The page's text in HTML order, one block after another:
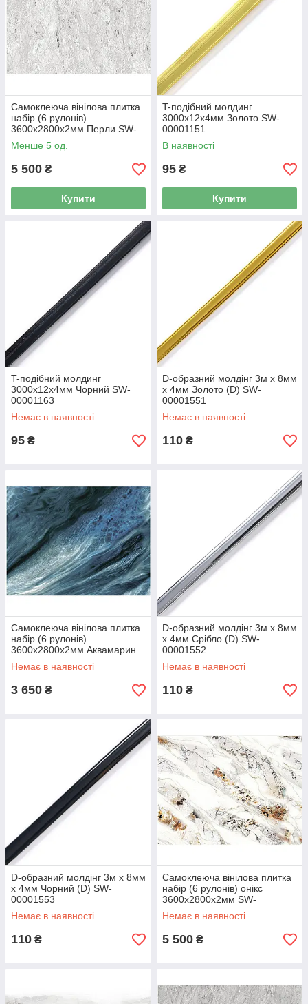
Самоклеюча вінілова плитка
набір (6 рулонів)
3600х2800х2мм Перли SW-
00001463
Менше 5 од.
5 500 ₴
Купити
T-подібний молдинг
3000х12х4мм Золото SW-
00001151
В наявності
95 ₴
Купити
T-подібний молдинг
3000х12х4мм Чорний SW-
00001163
Немає в наявності
95 ₴
D-образний молдінг 3м х 8мм
х 4мм Золото (D) SW-
00001551
Немає в наявності
110 ₴
Самоклеюча вінілова плитка
набір (6 рулонів)
3600х2800х2мм Аквамарин
SW-00001451
Немає в наявності
3 650 ₴
D-образний молдінг 3м х 8мм
х 4мм Срібло (D) SW-
00001552
Немає в наявності
110 ₴
D-образний молдінг 3м х 8мм
х 4мм Чорний (D) SW-
00001553
Немає в наявності
110 ₴
Самоклеюча вінілова плитка
набір (6 рулонів) онікс
3600х2800х2мм SW-
00001455
Немає в наявності
5 500 ₴